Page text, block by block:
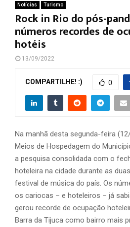
Notícias Turismo
Rock in Rio do pós-
números recordes de
hotéis
13/09/2022
COMPARTILHE! :) 0
Na manhã desta segunda-feira
Meios de Hospedagem do
a pesquisa consolidada com o
hoteleira na cidade durante as
festival de música do país. Os
os cariocas – e hoteleiros – já
gerou recorde de ocupação
Barra da Tijuca como bairro mais